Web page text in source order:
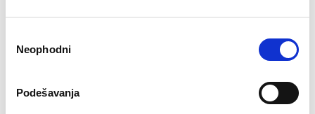
сагласности
Neophodni
Podešavanja
★★★